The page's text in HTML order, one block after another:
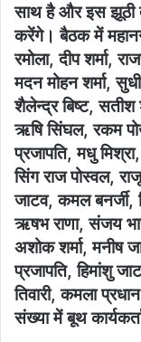
साथ है और इस झूठी
करेंगे। बैठक में
रमोला, दीप शर्मा,
मदन मोहन शर्मा,
शैलेन्द्र बिष्ट, सतीश
ऋषि सिंघल, रकम
प्रजापति, मधु मिश्रा,
सिंग राज पोस्वल,
जाटव, कमल बनर्जी,
ऋषभ राणा, संजय
अशोक शर्मा, मनीष
प्रजापति, हिमांशु
तिवारी, कमला
संख्या में बूथ